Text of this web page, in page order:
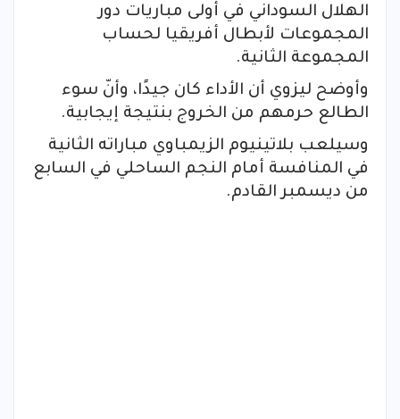
الهلال السوداني في أولى مباريات دور
المجموعات لأبطال أفريقيا لحساب
المجموعة الثانية.
وأوضح ليزوي أن الأداء كان جيدًا، وأنّ سوء
الطالع حرمهم من الخروج بنتيجة إيجابية.
وسيلعب بلاتينيوم الزيمباوي مباراته الثانية
في المنافسة أمام النجم الساحلي في السابع
من ديسمبر القادم.